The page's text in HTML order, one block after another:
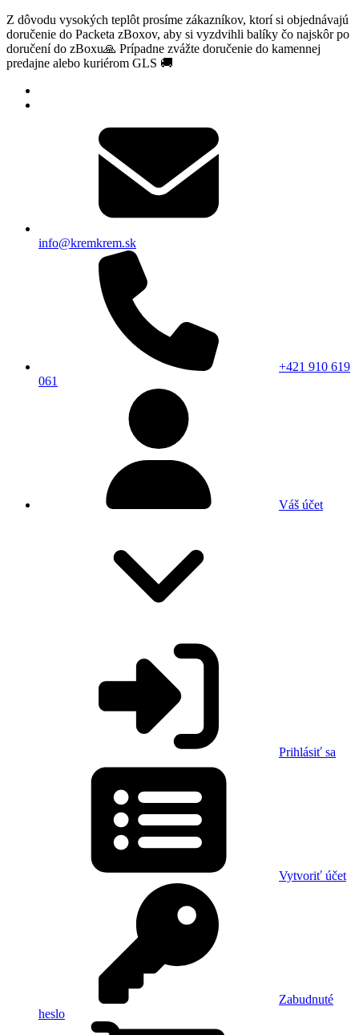
Z dôvodu vysokých teplôt prosíme zákazníkov, ktorí si objednávajú
doručenie do Packeta zBoxov, aby si vyzdvihli balíky čo najskôr po
doručení do zBoxu🙏 Prípadne zvážte doručenie do kamennej
predajne alebo kuriérom GLS 🚚
info@kremkrem.sk
+421 910 619
061
Váš účet
Prihlásiť sa
Vytvoriť účet
Zabudnuté
heslo